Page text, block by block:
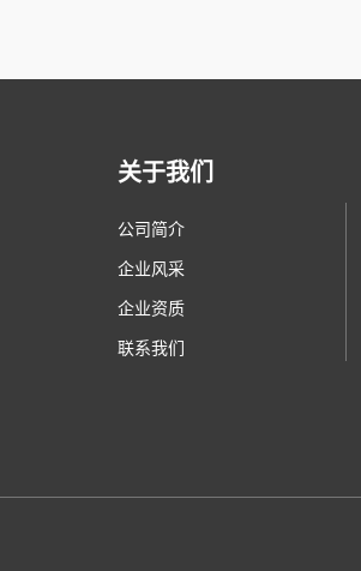
关于我们
公司简介
企业风采
企业资质
联系我们